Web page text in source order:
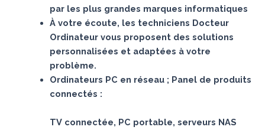
par les plus grandes marques informatiques
À votre écoute, les techniciens Docteur
Ordinateur vous proposent des solutions
personnalisées et adaptées à votre
problème.
Ordinateurs PC en réseau ; Panel de produits
connectés :
TV connectée, PC portable, serveurs NAS